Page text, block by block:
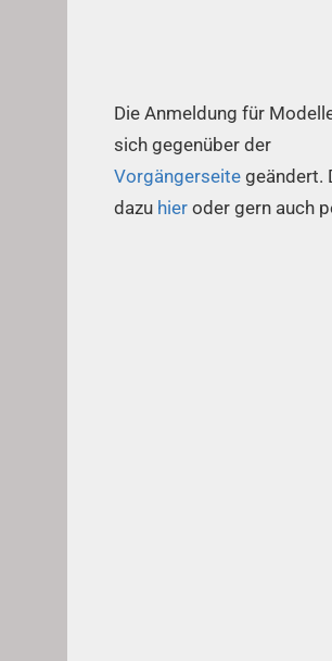
Die Anmeldung für
sich gegenüber der
Vorgängerseitegeändert.
dazu hieroder gern auch